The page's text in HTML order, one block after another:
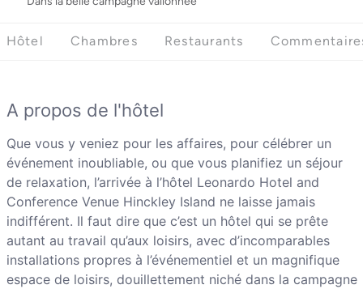
Hôtel Chambres Restaurants
A propos de l'hôtel
Que vous y veniez pour les affaires, pour célébrer un
événement inoubliable, ou que vous planifiez un séjour
de relaxation, l’arrivée à l’hôtel Leonardo Hotel and
Conference Venue Hinckley Island ne laisse jamais
indifférent. Il faut dire que c’est un hôtel qui se prête
autant au travail qu’aux loisirs, avec d’incomparables
installations propres à l’événementiel et un magnifique
espace de loisirs, douillettement niché dans la campagne